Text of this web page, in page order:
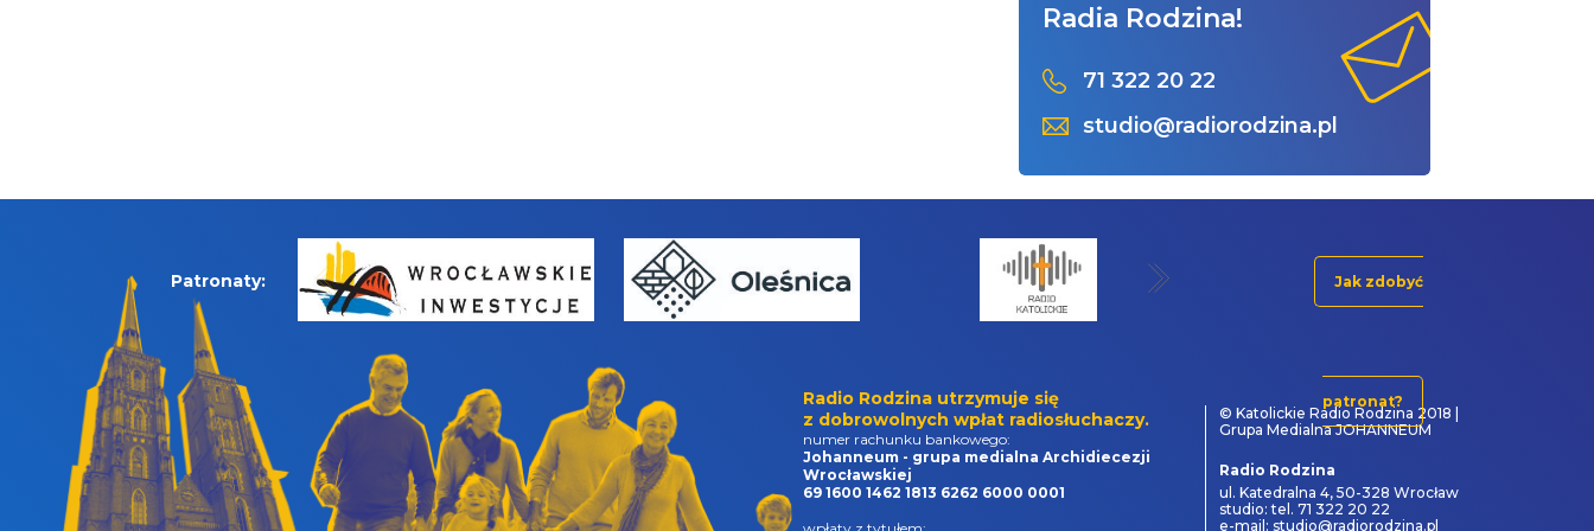
Radia Rodzina!
71 322 20 22
studio@radiorodzina.pl
Patronaty: Jak zdobyć
patronat?
Radio Rodzina utrzymuje się
z dobrowolnych wpłat radiosłuchaczy.
numer rachunku bankowego:
Johanneum - grupa medialna Archidiecezji
Wrocławskiej
69 1600 1462 1813 6262 6000 0001
© Katolickie Radio Rodzina 2018 |
Grupa Medialna JOHANNEUM
Radio Rodzina
ul. Katedralna 4, 50-328 Wrocław
studio: tel. 71 322 20 22
e-mail: studio@radiorodzina.pl